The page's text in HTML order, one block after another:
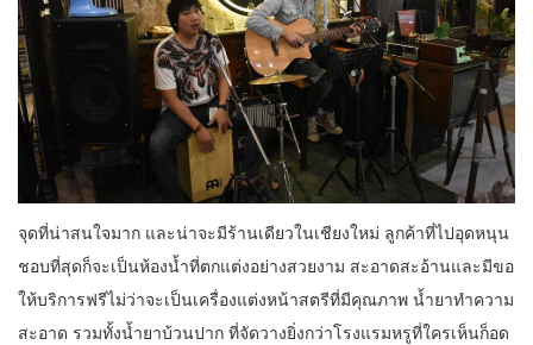
จุดที่น่าสนใจมาก และน่าจะมีร้านเดียวในเชียงใหม่ ลูกค้าที่ไปอุดหนุน
ชอบที่สุดก็จะเป็นห้องน้ำที่ตกแต่งอย่างสวยงาม สะอาดสะอ้านและมีขอ
ให้บริการฟรีไม่ว่าจะเป็นเครื่องแต่งหน้าสตรีที่มีคุณภาพ น้ำยาทำความ
สะอาด รวมทั้งน้ำยาบ้วนปาก ที่จัดวางยิ่งกว่าโรงแรมหรูที่ใครเห็นก็อด